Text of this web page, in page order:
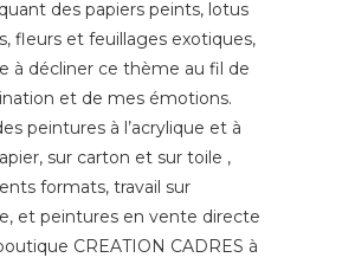
des papiers peints, lotus
fleurs et feuillages exotiques,
à décliner ce thème au fil de
et de mes émotions.
peintures à l’acrylique et à
sur carton et sur toile ,
formats, travail sur
et peintures en vente directe
CREATION CADRES à